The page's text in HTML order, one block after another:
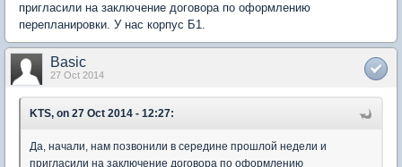
пригласили на заключение договора по оформлению
перепланировки. У нас корпус Б1.
Basic
27 Oct 2014
KTS, on 27 Oct 2014 - 12:27:
Да, начали, нам позвонили в середине прошлой недели и
пригласили на заключение договора по оформлению